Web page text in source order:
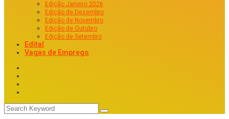
Edição Janeiro 2026
Edição de Dezembro
Edição de Novembro
Edição de Outubro
Edição de Setembro
Edital
Vagas de Emprego